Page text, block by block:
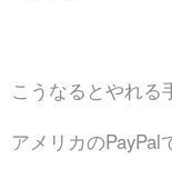
こうなるとやれる
アメリカのPayPal